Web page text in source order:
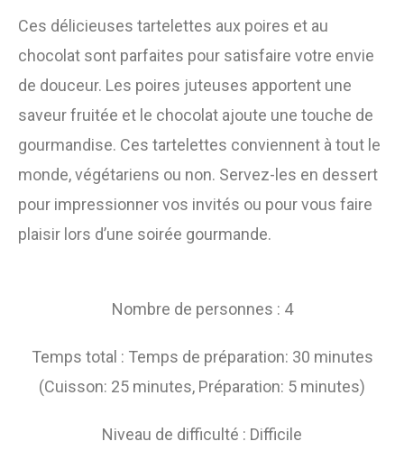
Ces délicieuses tartelettes aux poires et au
chocolat sont parfaites pour satisfaire votre envie
de douceur. Les poires juteuses apportent une
saveur fruitée et le chocolat ajoute une touche de
gourmandise. Ces tartelettes conviennent à tout le
monde, végétariens ou non. Servez-les en dessert
pour impressionner vos invités ou pour vous faire
plaisir lors d’une soirée gourmande.
Nombre de personnes : 4
Temps total : Temps de préparation: 30 minutes
(Cuisson: 25 minutes, Préparation: 5 minutes)
Niveau de difficulté : Difficile